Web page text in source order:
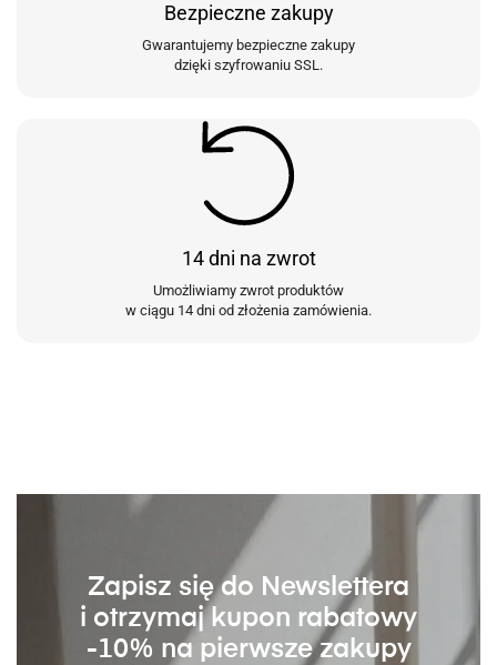
Bezpieczne zakupy
Gwarantujemy bezpieczne zakupy
dzięki szyfrowaniu SSL.
14 dni na zwrot
Umożliwiamy zwrot produktów
w ciągu 14 dni od złożenia zamówienia.
Zapisz się do Newslettera
i otrzymaj kupon rabatowy
-10% na pierwsze zakupy